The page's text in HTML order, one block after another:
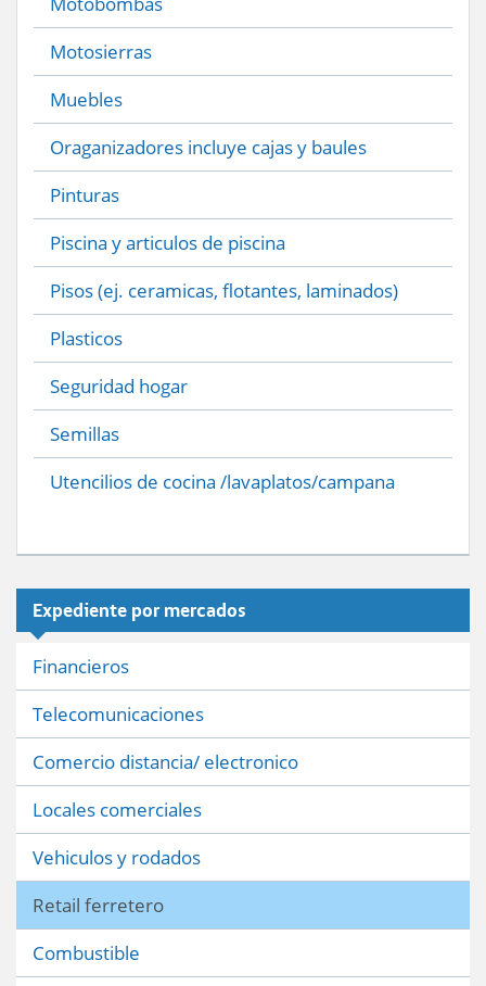
Motosierras
Muebles
Oraganizadores incluye cajas y baules
Pinturas
Piscina y articulos de piscina
Pisos (ej. ceramicas, flotantes, laminados)
Plasticos
Seguridad hogar
Semillas
Utencilios de cocina /lavaplatos/campana
Expediente por mercados
Financieros
Telecomunicaciones
Comercio distancia/ electronico
Locales comerciales
Vehiculos y rodados
Retail ferretero
Combustible